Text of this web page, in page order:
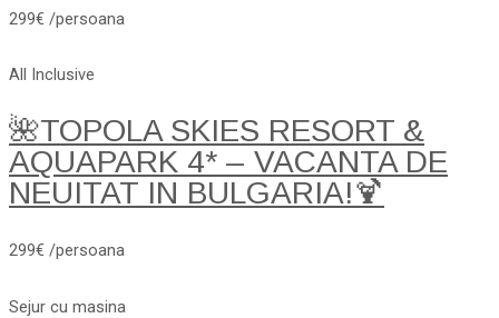
299€ /persoana
All Inclusive
🌺TOPOLA SKIES RESORT &
AQUAPARK 4* – VACANTA DE
NEUITAT IN BULGARIA!🍹
299€ /persoana
Sejur cu masina